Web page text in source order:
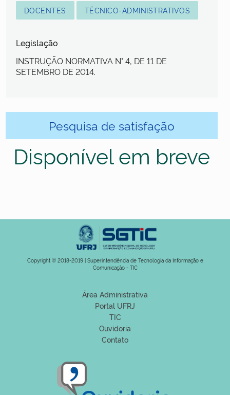
DOCENTES TÉCNICO-ADMINISTRATIVOS
Legislação
INSTRUÇÃO NORMATIVA N° 4, DE 11 DE
SETEMBRO DE 2014.
Pesquisa de satisfação
Disponível em breve
Copyright © 2018-2019 | Superintendência de Tecnologia da Informação e
Comunicação - TIC
Área Administrativa
Portal UFRJ
TIC
Ouvidoria
Contato